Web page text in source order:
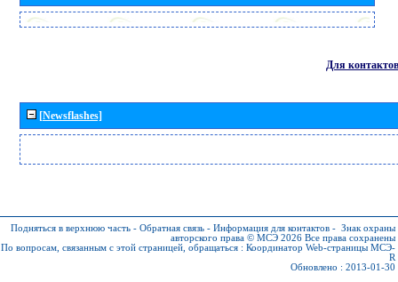
Для контактов
[Newsflashes]
Подняться в верхнюю часть - Обратная связь - Информация для контактов - Знак охраны
авторского права © МСЭ 2026 Все права сохранены
По вопросам, связанным с этой страницей, обращаться : Координатор Web-страницы МСЭ-
R
Обновлено : 2013-01-30